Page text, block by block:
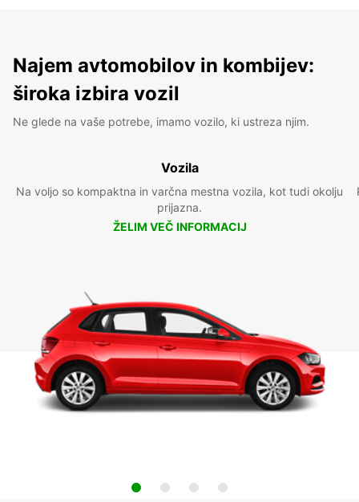
Najem avtomobilov in kombijev:
široka izbira vozil
Ne glede na vaše potrebe, imamo vozilo, ki ustreza njim.
Vozila
Na voljo so kompaktna in varčna mestna vozila, kot tudi okolju
prijazna.
ŽELIM VEČ INFORMACIJ